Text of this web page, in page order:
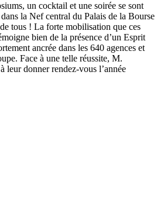
un cocktail et une soirée se sont
la Nef central du Palais de la Bourse
tous ! La forte mobilisation que ces
bien de la présence d’un Esprit
ancrée dans les 640 agences et
Face à une telle réussite, M.
leur donner rendez-vous l’année